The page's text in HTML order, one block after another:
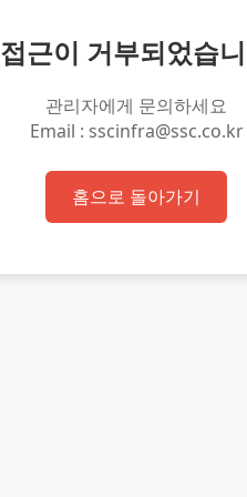
접근이 거부되었습
관리자에게 문의하세요
Email : sscinfra@ssc.co.kr
홈으로 돌아가기